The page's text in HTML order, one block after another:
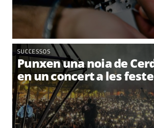
SUCCESSOS
Punxen una noia de
en un concert a les